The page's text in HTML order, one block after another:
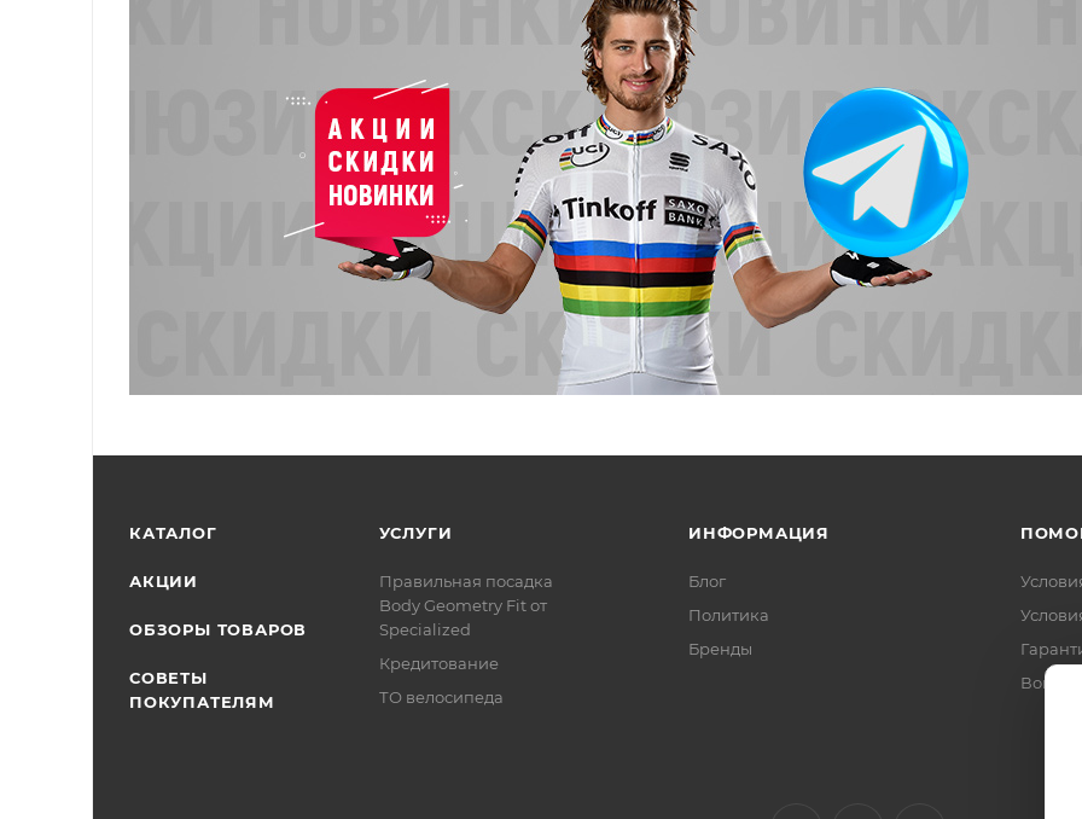
КАТАЛОГ
АКЦИИ
ОБЗОРЫ ТОВАРОВ
СОВЕТЫ
ПОКУПАТЕЛЯМ
УСЛУГИ
Правильная посадка
Body Geometry Fit от
Specialized
Кредитование
ТО велосипеда
ИНФОРМАЦИЯ
Блог
Политика
Бренды